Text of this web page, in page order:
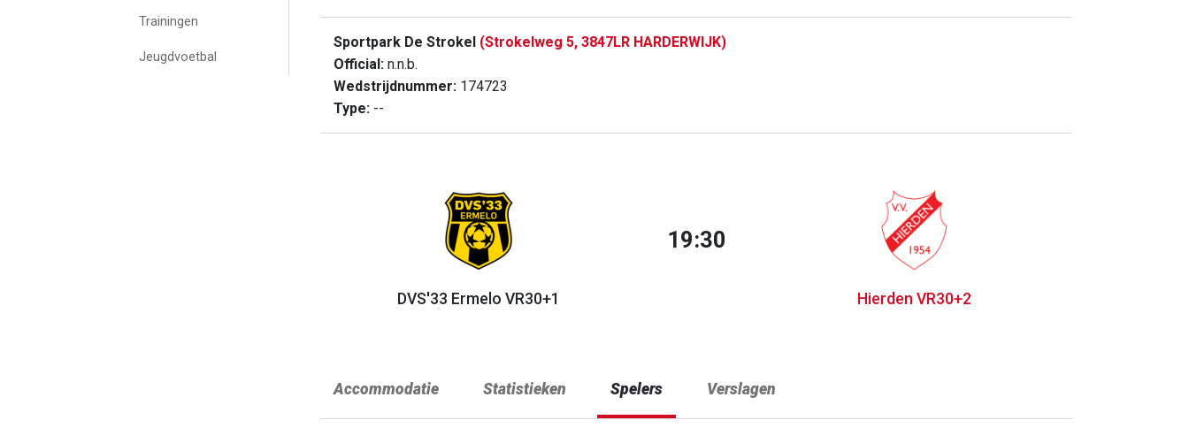
Trainingen
Jeugdvoetbal
Sportpark De Strokel (Strokelweg 5, 3847LR HARDERWIJK)
Official: n.n.b.
Wedstrijdnummer: 174723
Type: --
DVS'33 Ermelo VR30+1
19:30
Hierden VR30+2
Accommodatie Statistieken Spelers Verslagen